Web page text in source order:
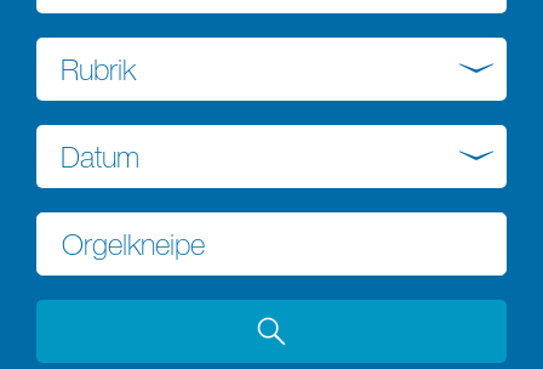
Rubrik
Datum